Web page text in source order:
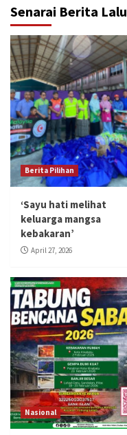
Senarai Berita Lalu
Berita Pilihan
‘Sayu hati melihat
keluarga mangsa
kebakaran’
April 27, 2026
Nasional